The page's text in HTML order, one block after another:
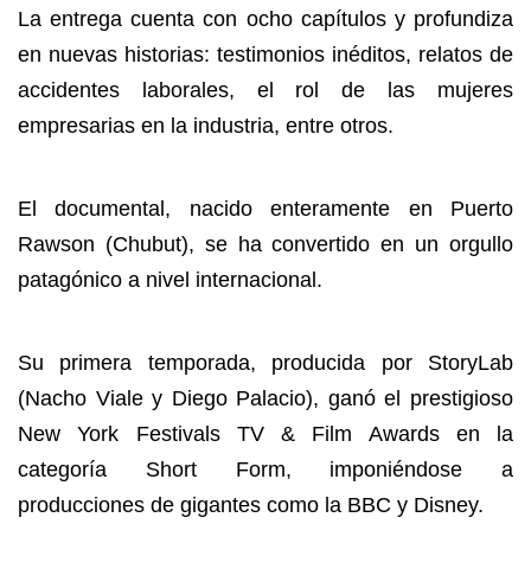
La entrega cuenta con ocho capítulos y profundiza
en nuevas historias: testimonios inéditos, relatos de
accidentes laborales, el rol de las mujeres
empresarias en la industria, entre otros.
El documental, nacido enteramente en Puerto
Rawson (Chubut), se ha convertido en un orgullo
patagónico a nivel internacional.
Su primera temporada, producida por StoryLab
(Nacho Viale y Diego Palacio), ganó el prestigioso
New York Festivals TV & Film Awards en la
categoría Short Form, imponiéndose a
producciones de gigantes como la BBC y Disney.